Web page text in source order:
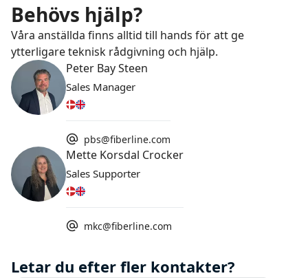
Behövs hjälp?
Våra anställda finns alltid till hands för att ge
ytterligare teknisk rådgivning och hjälp.
Peter Bay Steen
Sales Manager
pbs@fiberline.com
Mette Korsdal Crocker
Sales Supporter
mkc@fiberline.com
Letar du efter fler kontakter?